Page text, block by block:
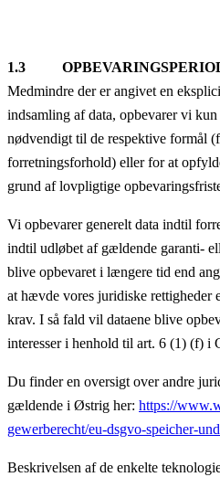
1.3
Medmindre der er angivet en
indsamling af data, opbevarer vi
nødvendigt til de respektive formål
forretningsforhold) eller for at
grund af lovpligtige
Vi opbevarer generelt data indtil
indtil udløbet af gældende garanti-
blive opbevaret i længere tid end
at hævde vores juridiske rettigheder
krav. I så fald vil dataene blive
interesser i henhold til art. 6 (1) (f) i
Du finder en oversigt over andre
gældende i Østrig her: https://
gewerberecht/eu-dsgvo-speicher-
Beskrivelsen af de enkelte